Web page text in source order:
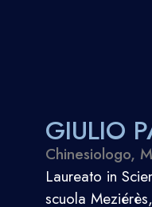
GIULIO
Chinesiologo,
Laureato in
scuola